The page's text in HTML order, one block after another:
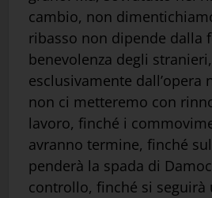
cambio, non
ribasso non dipende dalla
benevolenza degli
esclusivamente dall’opera
non ci metteremo con
lavoro, finché i
avranno termine, finché
penderà la spada di
controllo, finché si seguirà